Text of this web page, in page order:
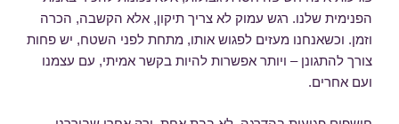
הפנימית שלנו. רגש עמוק לא צריך תיקון, אלא הקשבה, הכרה
וזמן. וכשאנחנו מעזים לפגוש אותו, מתחת לפני השטח, יש פחות
צורך להתגונן – ויותר אפשרות להיות בקשר אמיתי, עם עצמנו
ועם אחרים.